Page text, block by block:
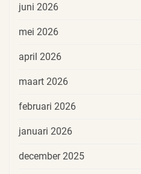
juni 2026
mei 2026
april 2026
maart 2026
februari 2026
januari 2026
december 2025